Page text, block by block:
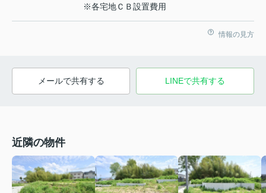
※各宅地ＣＢ設置費用
情報の見方
メールで共有する LINEで共有する
近隣の物件